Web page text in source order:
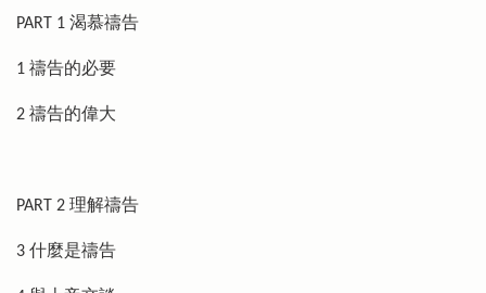
PART 1 渴慕禱告
1 禱告的必要
2 禱告的偉大
PART 2 理解禱告
3 什麼是禱告